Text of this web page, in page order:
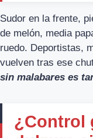
Sudor en la frente,
de melón, media
ruedo. Deportistas,
vuelven tras ese
sin malabares es
¿Control